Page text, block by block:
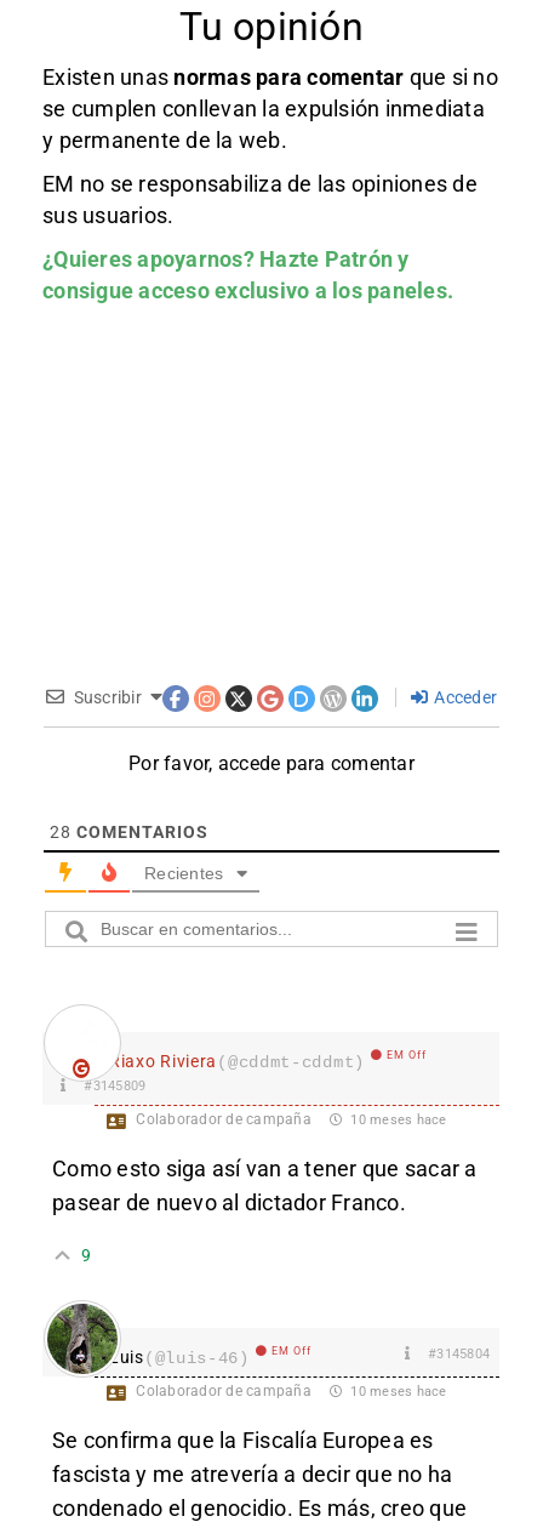
Tu opinión
Existen unas normas para comentar que si no
se cumplen conllevan la expulsión inmediata
y permanente de la web.
EM no se responsabiliza de las opiniones de
sus usuarios.
¿Quieres apoyarnos? Hazte Patróny
consigue acceso exclusivo a los paneles.
Suscribir Acceder
Por favor, accede para comentar
28 COMENTARIOS
Recientes
Riaxo Riviera (@cddmt-cddmt) EM Off
#3145809
Colaborador de campaña 10 meses hace
Como esto siga así van a tener que sacar a
pasear de nuevo al dictador Franco.
9
Luis(@luis-46) EM Off #3145804
Colaborador de campaña 10 meses hace
Se confirma que la Fiscalía Europea es
fascista y me atrevería a decir que no ha
condenado el genocidio. Es más, creo que